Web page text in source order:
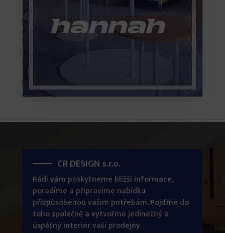
CR DESIGN s.r.o.
Rádi vám poskytneme bližší informace,
poradíme a připravíme nabídku
přizpůsobenou vašim potřebám. Pojďme do
toho společně a vytvořme jedinečný a
úspěšný interiér vaší prodejny.